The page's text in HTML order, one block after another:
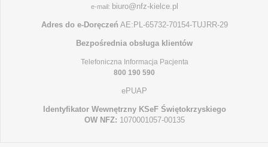
e-mail: biuro@nfz-kielce.pl
Adres do e-Doręczeń AE:PL-65732-70154-TUJRR-29
Bezpośrednia obsługa klientów
Telefoniczna Informacja Pacjenta
800 190 590
ePUAP
Identyfikator Wewnętrzny KSeF Świętokrzyskiego
OW NFZ: 1070001057-00135